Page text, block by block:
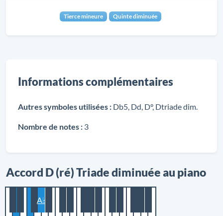
Tierce mineure Quinte diminuée
Informations complémentaires
Autres symboles utilisées : Db5, Dd, D°, Dtriade dim.
Nombre de notes : 3
Accord D (ré) Triade diminuée au piano
A♭